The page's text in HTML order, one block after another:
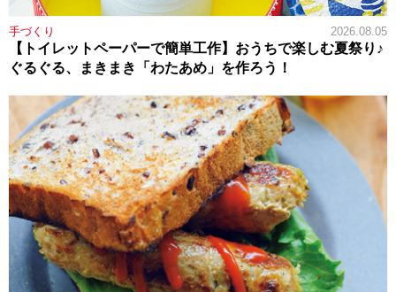
手づくり 2026.08.05
【トイレットペーパーで簡単工作】おうちで楽しむ夏祭り♪
ぐるぐる、まきまき「わたあめ」を作ろう！